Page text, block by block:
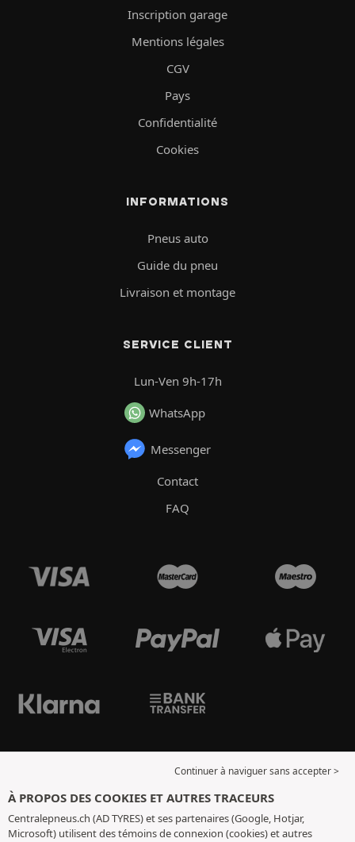
Inscription garage
Mentions légales
CGV
Pays
Confidentialité
Cookies
INFORMATIONS
Pneus auto
Guide du pneu
Livraison et montage
SERVICE CLIENT
Lun-Ven 9h-17h
WhatsApp
Messenger
Contact
FAQ
Continuer à naviguer sans accepter >
À PROPOS DES COOKIES ET AUTRES TRACEURS
Centralepneus.ch (AD TYRES) et ses partenaires (Google, Hotjar,
Microsoft) utilisent des témoins de connexion (cookies) et autres